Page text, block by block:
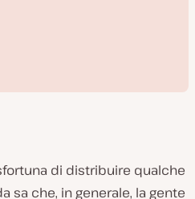
R
di distribuire qualche
sa che, in generale, la gente